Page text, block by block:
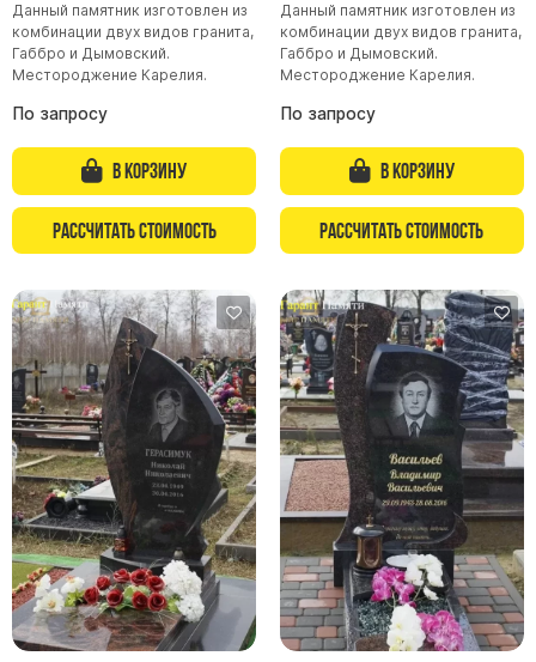
Памятники младенцу
Памятники двойные
Памятники девушке
Памятники дочери
Памятники мужчине
Памятники дедушке
Памятники мужу
Памятники отцу
Памятники парню
Памятники сыну
Памятники вертикальные
Памятники врачу
Памятники горизонтальные
Памятники индивидуальные
Данный памятник изготовлен из
комбинации двух видов гранита,
Габбро и Дымовский.
Местороджение Карелия.
По запросу
В корзину
Рассчитать стоимость
Данный памятник изготовлен из
комбинации двух видов гранита,
Габбро и Дымовский.
Местороджение Карелия.
По запросу
В корзину
Рассчитать стоимость